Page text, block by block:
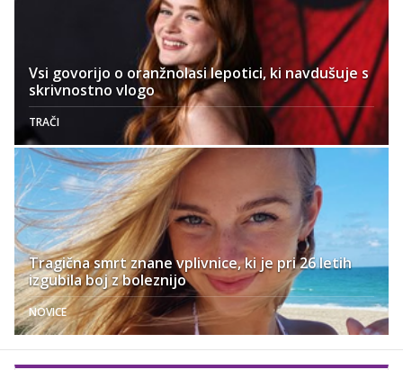
Vsi govorijo o oranžnolasi lepotici, ki navdušuje s
skrivnostno vlogo
TRAČI
Tragična smrt znane vplivnice, ki je pri 26 letih
izgubila boj z boleznijo
NOVICE